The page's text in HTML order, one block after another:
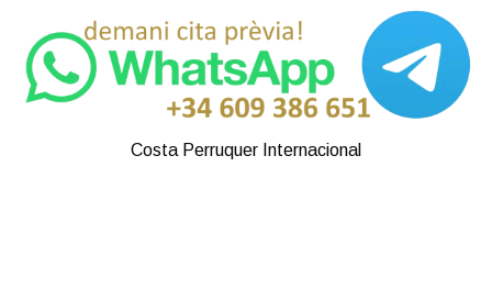
Costa Perruquer Internacional